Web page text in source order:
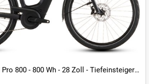
Kathmandu Hybrid Pro 800 - 800 Wh - 28 Zoll - Tiefeinsteiger - 2026